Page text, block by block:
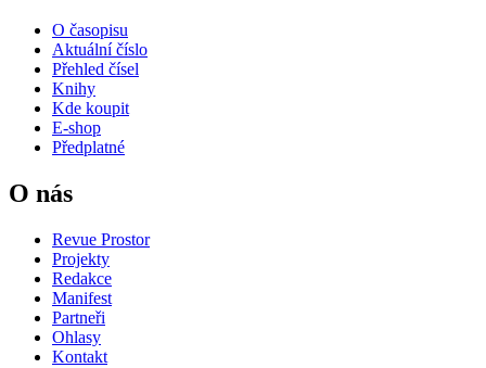
O časopisu
Aktuální číslo
Přehled čísel
Knihy
Kde koupit
E-shop
Předplatné
O nás
Revue Prostor
Projekty
Redakce
Manifest
Partneři
Ohlasy
Kontakt